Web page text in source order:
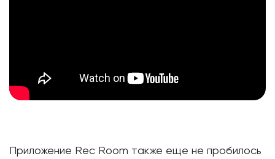
Приложение Rec Room также еще не пробилось